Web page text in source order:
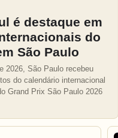
é destaque em
do
São Paulo
2026, São Paulo recebeu
do calendário internacional
Grand Prix São Paulo 2026